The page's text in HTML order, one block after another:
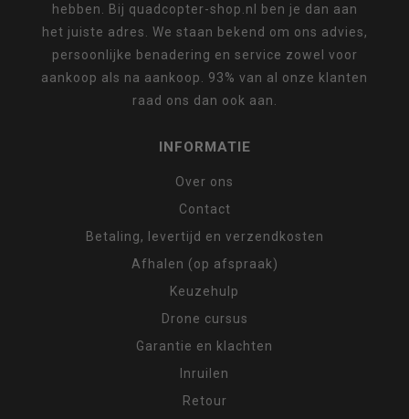
hebben. Bij quadcopter-shop.nl ben je dan aan
het juiste adres. We staan bekend om ons advies,
persoonlijke benadering en service zowel voor
aankoop als na aankoop. 93% van al onze klanten
raad ons dan ook aan.
INFORMATIE
Over ons
Contact
Betaling, levertijd en verzendkosten
Afhalen (op afspraak)
Keuzehulp
Drone cursus
Garantie en klachten
Inruilen
Retour